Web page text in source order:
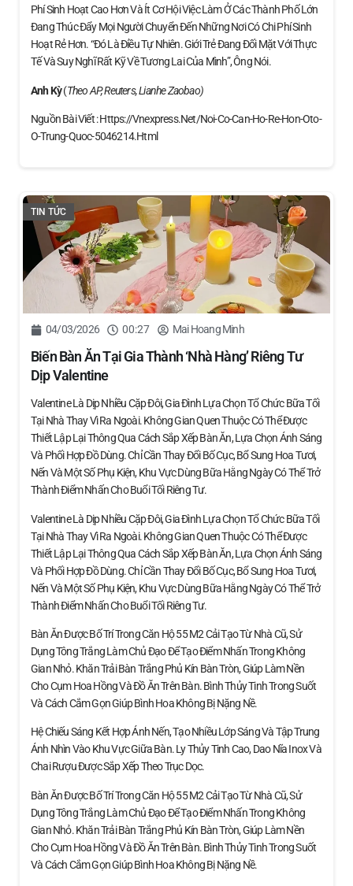
Phí Sinh Hoạt Cao Hơn Và Ít Cơ Hội Việc Làm Ở Các Thành Phố Lớn
Đang Thúc Đẩy Mọi Người Chuyển Đến Những Nơi Có Chi Phí Sinh
Hoạt Rẻ Hơn. “Đó Là Điều Tự Nhiên. Giới Trẻ Đang Đối Mặt Với Thực
Tế Và Suy Nghĩ Rất Kỹ Về Tương Lai Của Mình”, Ông Nói.
Anh Kỳ(Theo AP, Reuters, Lianhe Zaobao)
Nguồn Bài Viết : Https://vnexpress.net/noi-Co-Can-Ho-Re-Hon-Oto-
O-Trung-Quoc-5046214.html
TIN TỨC
04/03/2026 00:27 Mai Hoang Minh
Biến Bàn Ăn Tại Gia Thành ‘nhà Hàng’ Riêng Tư
Dịp Valentine
Valentine Là Dịp Nhiều Cặp Đôi, Gia Đình Lựa Chọn Tổ Chức Bữa Tối
Tại Nhà Thay Vì Ra Ngoài. Không Gian Quen Thuộc Có Thể Được
Thiết Lập Lại Thông Qua Cách Sắp Xếp Bàn Ăn, Lựa Chọn Ánh Sáng
Và Phối Hợp Đồ Dùng. Chỉ Cần Thay Đổi Bố Cục, Bổ Sung Hoa Tươi,
Nến Và Một Số Phụ Kiện, Khu Vực Dùng Bữa Hằng Ngày Có Thể Trở
Thành Điểm Nhấn Cho Buổi Tối Riêng Tư.
Valentine Là Dịp Nhiều Cặp Đôi, Gia Đình Lựa Chọn Tổ Chức Bữa Tối
Tại Nhà Thay Vì Ra Ngoài. Không Gian Quen Thuộc Có Thể Được
Thiết Lập Lại Thông Qua Cách Sắp Xếp Bàn Ăn, Lựa Chọn Ánh Sáng
Và Phối Hợp Đồ Dùng. Chỉ Cần Thay Đổi Bố Cục, Bổ Sung Hoa Tươi,
Nến Và Một Số Phụ Kiện, Khu Vực Dùng Bữa Hằng Ngày Có Thể Trở
Thành Điểm Nhấn Cho Buổi Tối Riêng Tư.
Bàn Ăn Được Bố Trí Trong Căn Hộ 55 M2 Cải Tạo Từ Nhà Cũ, Sử
Dụng Tông Trắng Làm Chủ Đạo Để Tạo Điểm Nhấn Trong Không
Gian Nhỏ. Khăn Trải Bàn Trắng Phủ Kín Bàn Tròn, Giúp Làm Nền
Cho Cụm Hoa Hồng Và Đồ Ăn Trên Bàn. Bình Thủy Tinh Trong Suốt
Và Cách Cắm Gọn Giúp Bình Hoa Không Bị Nặng Nề.
Hệ Chiếu Sáng Kết Hợp Ánh Nến, Tạo Nhiều Lớp Sáng Và Tập Trung
Ánh Nhìn Vào Khu Vực Giữa Bàn. Ly Thủy Tinh Cao, Dao Nĩa Inox Và
Chai Rượu Được Sắp Xếp Theo Trục Dọc.
Bàn Ăn Được Bố Trí Trong Căn Hộ 55 M2 Cải Tạo Từ Nhà Cũ, Sử
Dụng Tông Trắng Làm Chủ Đạo Để Tạo Điểm Nhấn Trong Không
Gian Nhỏ. Khăn Trải Bàn Trắng Phủ Kín Bàn Tròn, Giúp Làm Nền
Cho Cụm Hoa Hồng Và Đồ Ăn Trên Bàn. Bình Thủy Tinh Trong Suốt
Và Cách Cắm Gọn Giúp Bình Hoa Không Bị Nặng Nề.